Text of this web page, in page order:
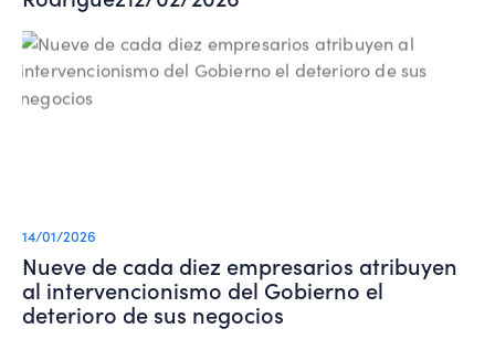
14/01/2026
Nueve de cada diez empresarios atribuyen
al intervencionismo del Gobierno el
deterioro de sus negocios